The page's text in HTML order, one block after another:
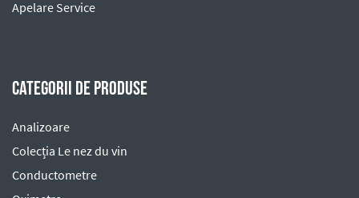
Apelare Service
Categorii de produse
Analizoare
Colecția Le nez du vin
Conductometre